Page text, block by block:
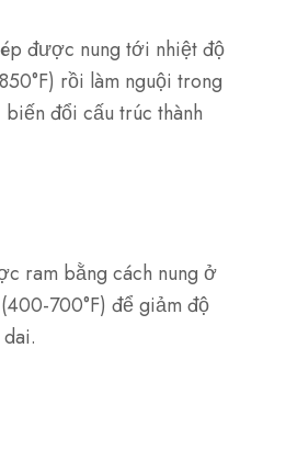
được nung tới nhiệt độ
rồi làm nguội trong
đổi cấu trúc thành
ram bằng cách nung ở
700°F) để giảm độ